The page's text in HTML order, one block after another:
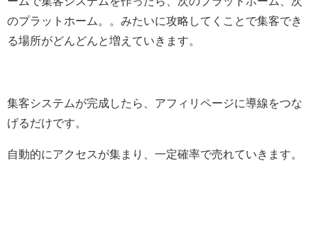
のプラットホーム。。みたいに攻略してくことで集客でき
る場所がどんどんと増えていきます。
集客システムが完成したら、アフィリページに導線をつな
げるだけです。
自動的にアクセスが集まり、一定確率で売れていきます。